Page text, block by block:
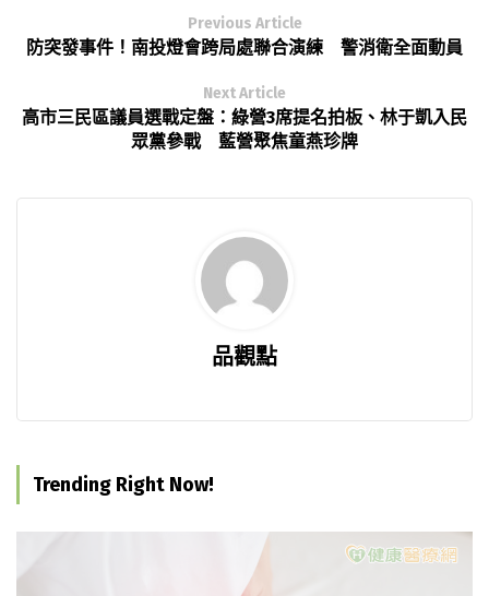
Previous Article
防突發事件！南投燈會跨局處聯合演練 警消衛全面動員
Next Article
高市三民區議員選戰定盤：綠營3席提名拍板、林于凱入民
眾黨參戰 藍營聚焦童燕珍牌
品觀點
Trending Right Now!